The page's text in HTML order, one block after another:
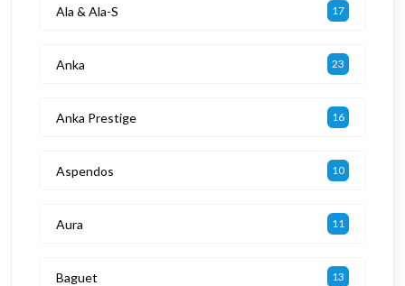
Ala & Ala-S 17
Anka 23
Anka Prestige 16
Aspendos 10
Aura 11
Baguet 13